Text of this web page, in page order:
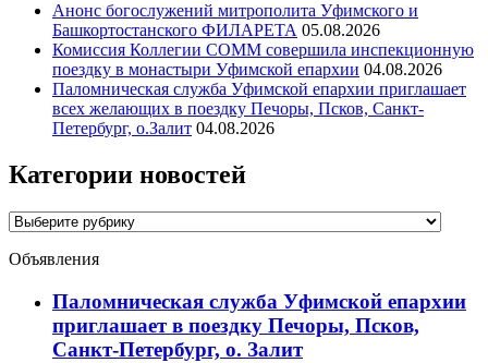
Анонс богослужений митрополита Уфимского и
Башкортостанского ФИЛАРЕТА 05.08.2026
Комиссия Коллегии СОММ совершила инспекционную
поездку в монастыри Уфимской епархии 04.08.2026
Паломническая служба Уфимской епархии приглашает
всех желающих в поездку Печоры, Псков, Санкт-
Петербург, о.Залит 04.08.2026
Категории новостей
Категории
Объявления
Паломническая служба Уфимской епархии
приглашает в поездку Печоры, Псков,
Санкт-Петербург, о. Залит